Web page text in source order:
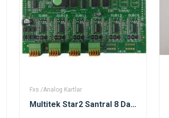
Fxs /Analog Kartlar
Multitek Star2 Santral 8 Dahili Abone Kartı